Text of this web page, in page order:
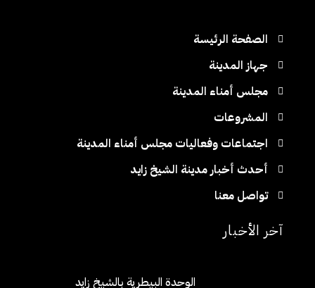
الصفحة الرئيسة
جهاز المدينة
مجلس أمناء المدينة
المشروعات
اجتماعات وفعاليات مجلس أمناء المدينة
أحدث أخبار مدينة الشيخ زايد
تواصل معنا
آخر الأخبار
الوحدة البيطرية بالشيخ زايد